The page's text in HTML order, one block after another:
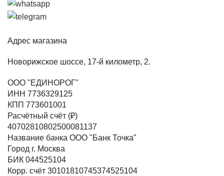
Адрес магазина
Новорижское шоссе, 17-й километр, 2.
ООО "ЕДИНОРОГ"
ИНН 7736329125
КПП 773601001
Расчётный счёт (₽)
40702810802500081137
Название банка ООО "Банк Точка"
Город г. Москва
БИК 044525104
Корр. счёт 30101810745374525104